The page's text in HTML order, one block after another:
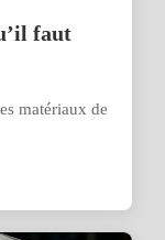
faut
matériaux de